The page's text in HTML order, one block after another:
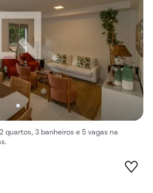
quartos, 3 banheiros e 5 vagas na